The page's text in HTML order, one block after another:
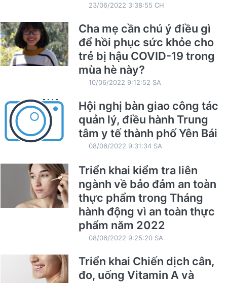
23/06/2022 3:38:55 CH
Cha mẹ cần chú ý điều gì
để hồi phục sức khỏe cho
trẻ bị hậu COVID-19 trong
mùa hè này?
10/06/2022 9:12:52 SA
Hội nghị bàn giao công tác
quản lý, điều hành Trung
tâm y tế thành phố Yên Bái
08/06/2022 9:31:34 SA
Triển khai kiểm tra liên
ngành về bảo đảm an toàn
thực phẩm trong Tháng
hành động vì an toàn thực
phẩm năm 2022
08/06/2022 9:25:20 SA
Triển khai Chiến dịch cân,
đo, uống Vitamin A và